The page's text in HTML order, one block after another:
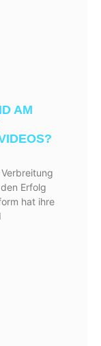
AM
Erfolg
hat ihre